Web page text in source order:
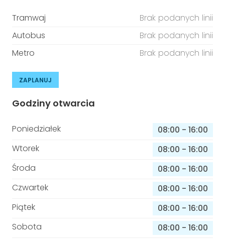
Tramwaj
Brak podanych linii
Autobus
Brak podanych linii
Metro
Brak podanych linii
ZAPLANUJ
Godziny otwarcia
Poniedziałek 08:00 - 16:00
Wtorek
08:00 - 16:00
Środa
08:00 - 16:00
Czwartek
08:00 - 16:00
Piątek
08:00 - 16:00
Sobota
08:00 - 16:00